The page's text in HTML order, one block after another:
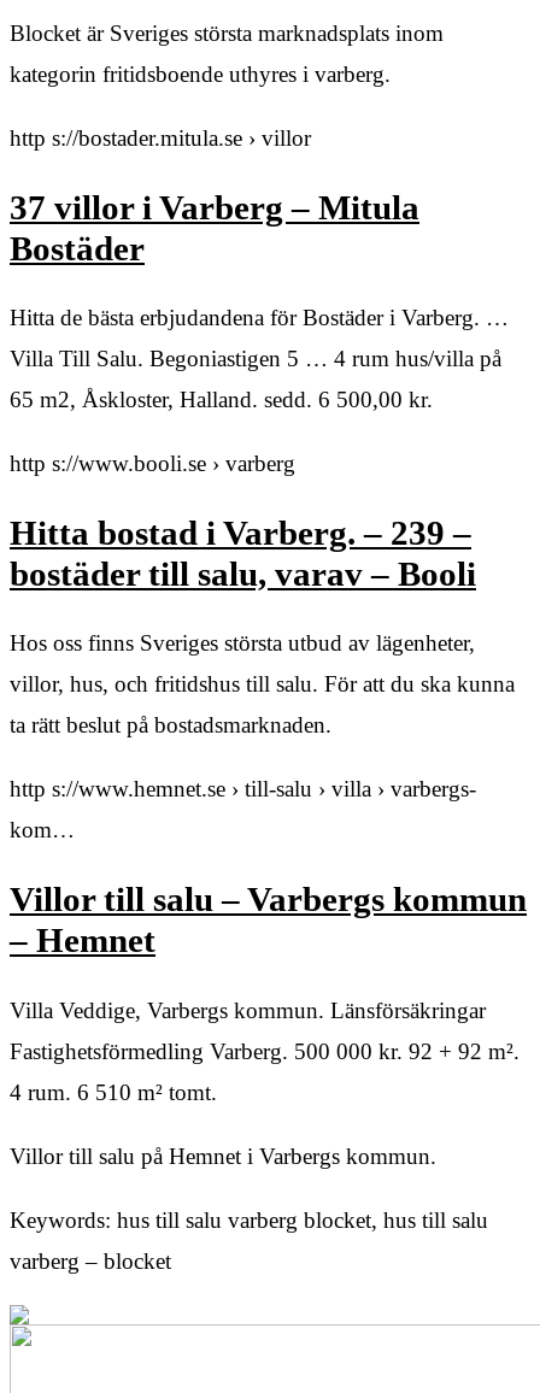
Blocket är Sveriges största marknadsplats inom
kategorin fritidsboende uthyres i varberg.
http s://bostader.mitula.se › villor
37 villor i Varberg – Mitula
Bostäder
Hitta de bästa erbjudandena för Bostäder i Varberg. …
Villa Till Salu. Begoniastigen 5 … 4 rum hus/villa på
65 m2, Åskloster, Halland. sedd. 6 500,00 kr.
http s://www.booli.se › varberg
Hitta bostad i Varberg. – 239 –
bostäder till salu, varav – Booli
Hos oss finns Sveriges största utbud av lägenheter,
villor, hus, och fritidshus till salu. För att du ska kunna
ta rätt beslut på bostadsmarknaden.
http s://www.hemnet.se › till-salu › villa › varbergs-
kom…
Villor till salu – Varbergs kommun
– Hemnet
Villa Veddige, Varbergs kommun. Länsförsäkringar
Fastighetsförmedling Varberg. 500 000 kr. 92 + 92 m².
4 rum. 6 510 m² tomt.
Villor till salu på Hemnet i Varbergs kommun.
Keywords: hus till salu varberg blocket, hus till salu
varberg – blocket